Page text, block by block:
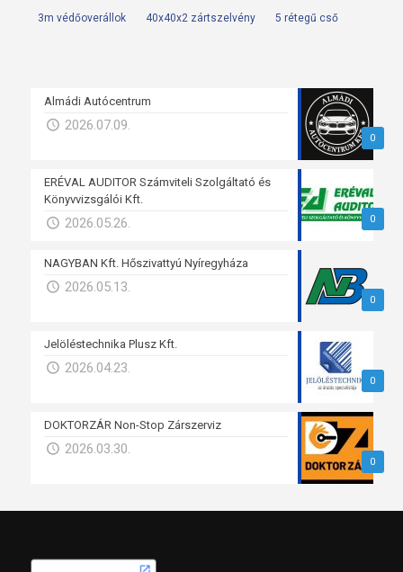
3m védőoverállok 40x40x2 zártszelvény 5 rétegű cső
0
Almádi Autócentrum
2026.07.09.
0
ERÉVAL AUDITOR Számviteli Szolgáltató és
Könyvvizsgálói Kft.
2026.05.26.
0
NAGYBAN Kft. Hőszivattyú Nyíregyháza
2026.05.13.
0
Jelöléstechnika Plusz Kft.
2026.04.23.
0
DOKTORZÁR Non-Stop Zárszerviz
2026.03.30.